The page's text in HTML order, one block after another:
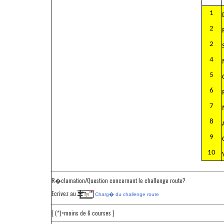
1
2
2
4
5
6
7
8
9
10
R�clamation/Question concernant le challenge route?
Ecrivez au
Charg� du challenge route
[ (*)=moins de 6 courses ]